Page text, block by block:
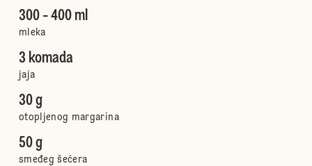
300 - 400 ml
mleka
3 komada
jaja
30 g
otopljenog margarina
50 g
smeđeg šećera